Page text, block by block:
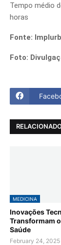
Tempo médio
horas
Fonte: Implurb
Foto:
MEDICINA
Inovações
Transformam
Saúde
February 24, 2025